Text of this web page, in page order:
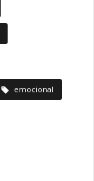
emocional